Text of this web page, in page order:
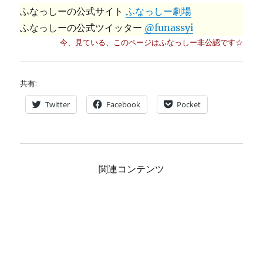
ふなっしーの公式サイトふなっしー劇場
ふなっしーの公式ツイッター @funassyi
今、見ている、このページはふなっしー非公認です☆
共有:
Twitter Facebook Pocket
関連コンテンツ